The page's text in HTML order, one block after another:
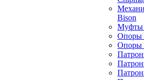
Bison
Муфты
Опоры
Опоры